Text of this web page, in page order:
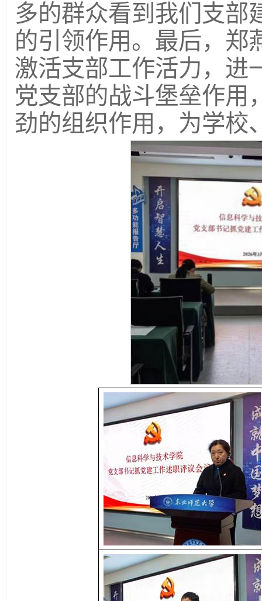
多的群众看到我们支部
的引领作用。最后，郑
激活支部工作活力，进
党支部的战斗堡垒作用
劲的组织作用，为学校